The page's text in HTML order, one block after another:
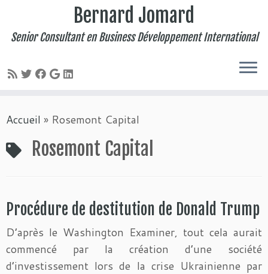
au
contenu
Bernard Jomard
Senior Consultant en Business Développement International
Accueil » Rosemont Capital
Rosemont Capital
Procédure de destitution de Donald Trump
D’après le Washington Examiner, tout cela aurait
commencé par la création d’une société
d’investissement lors de la crise Ukrainienne par